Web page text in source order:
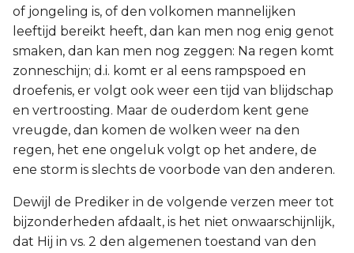
of jongeling is, of den volkomen mannelijken
leeftijd bereikt heeft, dan kan men nog enig genot
smaken, dan kan men nog zeggen: Na regen komt
zonneschijn; d.i. komt er al eens rampspoed en
droefenis, er volgt ook weer een tijd van blijdschap
en vertroosting. Maar de ouderdom kent gene
vreugde, dan komen de wolken weer na den
regen, het ene ongeluk volgt op het andere, de
ene storm is slechts de voorbode van den anderen.
Dewijl de Prediker in de volgende verzen meer tot
bijzonderheden afdaalt, is het niet onwaarschijnlijk,
dat Hij in vs. 2 den algemenen toestand van den